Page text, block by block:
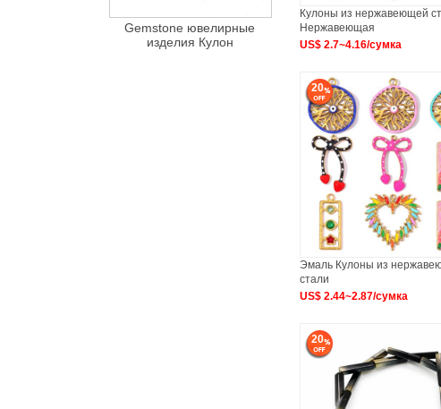
Кулоны из нержавеющей
Нержавеющая
US$ 2.7~4.16/сумка
20
Эмаль Кулоны из
стали
US$ 2.44~2.87/сумка
20
Gemstone ювелирные
изделия Кулон